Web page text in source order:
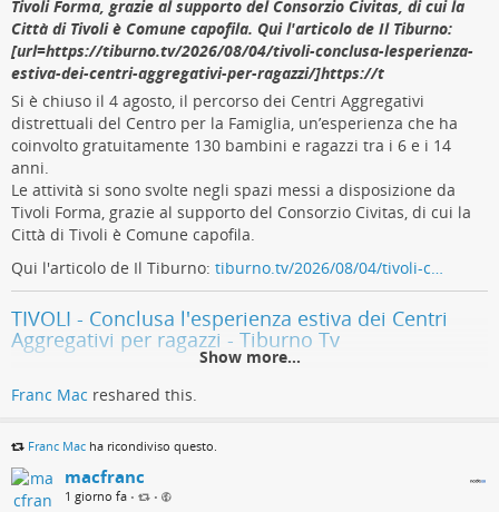
flag, capace di alimentare tensioni tra Washington e Teheran in
un momento in cui i due paesi sono già in conflitto aperto.
Nessuna attribuzione formale è stata effettuata; nessuna
accusa è stata mossa.
Uno scontro politico, un problema
strutturale
La vicenda ha acceso anche uno scontro politico interno: il
presidente Trump ha respinto pubblicamente l’attribuzione
incompetenza” del Minnesota e del governatore democratico
imposti dall’amministrazione Trump alla CISA, che secondo
TechCrunch ha perso circa un terzo del proprio organico,
incluso lo smantellamento della sua iniziativa anti-
ransomware. Al di là della disputa politica, il problema
obblighi di valutazione del rischio previsti dall’America’s Water
Infrastructure Act, e un successivo rapporto dell’Inspector
General ha individuato vulnerabilità critiche o gravi in 97 dei
Tivoli Forma, grazie al supporto del Consorzio Civitas, di cui la
Città di Tivoli è Comune capofila. Qui l'articolo de Il Tiburno:
[url=https://tiburno.tv/2026/08/04/tivoli-conclusa-lesperienza-
estiva-dei-centri-aggregativi-per-ragazzi/]https://t
Si è chiuso il 4 agosto, il percorso dei Centri Aggregativi
distrettuali del Centro per la Famiglia, un’esperienza che ha
coinvolto gratuitamente 130 bambini e ragazzi tra i 6 e i 14
anni.
Le attività si sono svolte negli spazi messi a disposizione da
Tivoli Forma, grazie al supporto del Consorzio Civitas, di cui la
Città di Tivoli è Comune capofila.
Qui l'articolo de Il Tiburno: tiburno.tv/2026/08/04/tivoli-c…
TIVOLI - Conclusa l'esperienza estiva dei Centri
Aggregativi per ragazzi - Tiburno Tv
del Centro per la Famiglia, un’esperienza che ha coinvolto gratuitamente
redazione redazione (Tiburno Tv)
Show more...
Franc Mac reshared this.
Franc Mac ha ricondiviso questo.
macfranc
1 giorno fa • •